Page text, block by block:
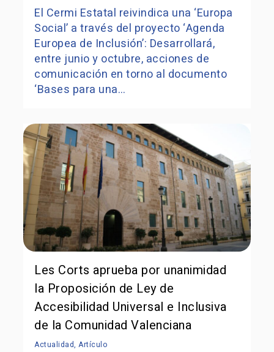
El Cermi Estatal reivindica una ‘Europa
Social’ a través del proyecto ‘Agenda
Europea de Inclusión’: Desarrollará,
entre junio y octubre, acciones de
comunicación en torno al documento
‘Bases para una…
Les Corts aprueba por unanimidad
la Proposición de Ley de
Accesibilidad Universal e Inclusiva
de la Comunidad Valenciana
Actualidad,Artículo